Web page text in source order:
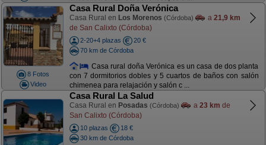
8 Fotos
Video
Casa Rural Doña Verónica
Casa Rural en Los Morenos (Córdoba) a 21,9 km
de San Calixto (Córdoba)
2-20+4 plazas
20 €
70 km de Córdoba
Casa rural doña Verónica es un casa de dos planta
con 7 dormitorios dobles y 5 cuartos de baños con salón
chimenea para relajación y salón c ...
Casa Rural La Salud
Casa Rural en Posadas (Córdoba) a 23 km de
San Calixto (Córdoba)
10 plazas
18 €
30 km de Córdoba